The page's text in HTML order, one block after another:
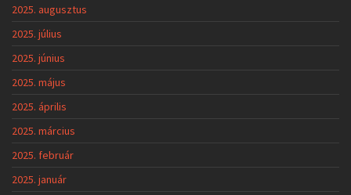
2025. augusztus
2025. július
2025. június
2025. május
2025. április
2025. március
2025. február
2025. január